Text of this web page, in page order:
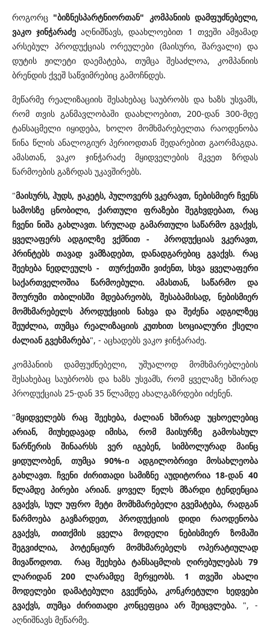
როგორც "ბიზნესპარტნიორთან" კომპანიის დამფუძნებელი,
ვაკო ჯინჭარაძე აღნიშნავს, დაახლოებით 1 თვეში ამჟამად
არსებულ პროდუქციას ორეულები (მაისური, შარვალი) და
დუტის ჟილეტი დაემატება, თუმცა შესაძლოა, კომპანიის
ბრენდის ქვეშ საწვიმრებიც გამოჩნდეს.
მეწარმე რეალიზაციის შესახებაც საუბრობს და ხაზს უსვამს,
რომ თვის განმავლობაში დაახლოებით, 200-დან 300-მდე
ტანსაცმელი იყიდება, ხოლო მომხმარებელთა რაოდენობა
წინა წლის ანალოგიურ პერიოდთან შედარებით გაორმაგდა.
ამასთან, ვაკო ჯინჭარაძე მყიდველების მკვეთ ზრდას
წარმოების გაზრდას უკავშირებს.
"მაისურს, ჰუდს, ჟაკეტს, პულოვერს ვკერავთ, ნებისმიერ ჩვენს
სამოსზე ცნობილი, ქართული ფრაზები შეგხვდებათ, რაც
ჩვენი ნიშა გახლავთ. სრულად გამართული საწარმო გვაქვს,
ყველაფერს ადგილზე ვქმნით - პროდუქციას ვკერავთ,
პრინტებს თავად ვამზადებთ, დანადგარებიც გვაქვს. რაც
შეეხება ნედლეულს - თურქეთში ვიძენთ, სხვა ყველაფერი
საქართველოშია წარმოებული. ამასთან, საწარმო და
შოურუმი თბილისში მდებარეობს, შესაბამისად, ნებისმიერ
მომხმარებელს პროდუქციის ნახვა და შეძენა ადგილზეც
შეუძლია, თუმცა რეალიზაციის კუთხით სოციალური ქსელი
ძალიან გვეხმარება", - აცხადებს ვაკო ჯინჭარაძე.
კომპანიის დამფუძნებელი, უშუალოდ მომხმარებლების
შესახებაც საუბრობს და ხაზს უსვამს, რომ ყველაზე ხშირად
პროდუქციას 25-დან 35 წლამდე ახალგაზრდები იძენენ.
"მყიდველებს რაც შეეხება, ძალიან ხშირად უცხოელებიც
არიან, მიუხედავად იმისა, რომ მაისურზე გამოსახულ
წარწერის შინაარსს ვერ იგებენ, სიმბოლურად მაინც
ყიდულობენ, თუმცა 90%-ი ადგილობრივი მოსახლეობა
გახლავთ. ჩვენი ძირითადი სამიზნე აუდიტორია 18-დან 40
წლამდე პირები არიან. ყოველ წელს მზარდი ტენდენცია
გვაქვს, სულ უფრო მეტი მომხმარებელი გვემატება, რადგან
წარმოება გავზარდეთ, პროდუქციის დიდი რაოდენობა
გვაქვს, თითქმის ყველა მოდელი ნებისმიერ ზომაში
შეგვიძლია, პოტენციურ მომხმარებელს ოპერატიულად
მივაწოდოთ. რაც შეეხება ტანსაცმლის ღირებულებას 79
ლარიდან 200 ლარამდე მერყეობს. 1 თვეში ახალი
მოდელები დამატებული გვექნება, კონკრეტული ხედვები
გვაქვს, თუმცა ძირითადი კონცეფცია არ შეიცვლება. ", -
აღნიშნავს მეწარმე.